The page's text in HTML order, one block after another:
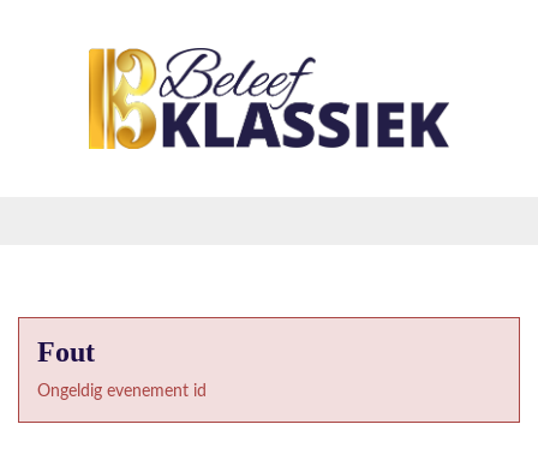
Fout
Ongeldig evenement id